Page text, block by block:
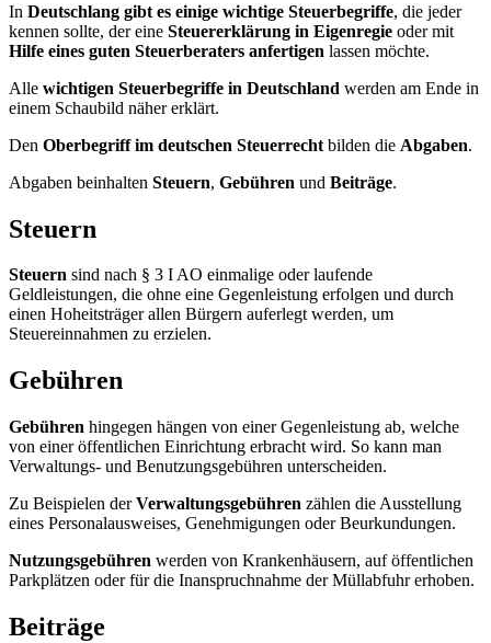
In Deutschlang gibt es einige wichtige Steuerbegriffe, die jeder
kennen sollte, der eine Steuererklärung in Eigenregie oder mit
Hilfe eines guten Steuerberaters anfertigen lassen möchte.
Alle wichtigen Steuerbegriffe in Deutschland werden am Ende in
einem Schaubild näher erklärt.
Den Oberbegriff im deutschen Steuerrecht bilden die Abgaben.
Abgaben beinhalten Steuern, Gebühren und Beiträge.
Steuern
Steuern sind nach § 3 I AO einmalige oder laufende
Geldleistungen, die ohne eine Gegenleistung erfolgen und durch
einen Hoheitsträger allen Bürgern auferlegt werden, um
Steuereinnahmen zu erzielen.
Gebühren
Gebühren hingegen hängen von einer Gegenleistung ab, welche
von einer öffentlichen Einrichtung erbracht wird. So kann man
Verwaltungs- und Benutzungsgebühren unterscheiden.
Zu Beispielen derVerwaltungsgebühren zählen die Ausstellung
eines Personalausweises, Genehmigungen oder Beurkundungen.
Nutzungsgebühren werden von Krankenhäusern, auf öffentlichen
Parkplätzen oder für die Inanspruchnahme der Müllabfuhr erhoben.
Beiträge